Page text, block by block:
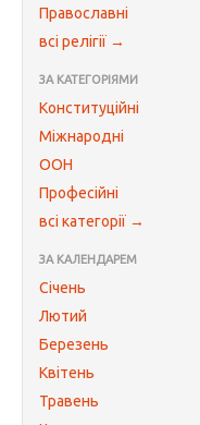
Православні
всі релігії →
ЗА КАТЕГОРІЯМИ
Конституційні
Міжнародні
ООН
Професійні
всі категорії →
ЗА КАЛЕНДАРЕМ
Січень
Лютий
Березень
Квітень
Травень